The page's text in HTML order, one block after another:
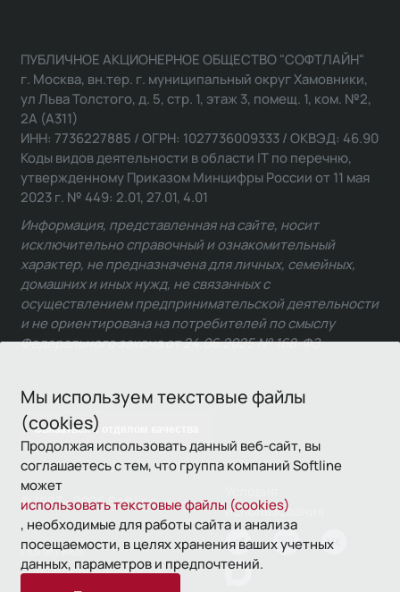
Мы используем текстовые файлы
(cookies)
Продолжая использовать данный веб-сайт, вы
соглашаетесь с тем, что группа компаний Softline
может
использовать текстовые файлы (cookies)
, необходимые для работы сайта и анализа
посещаемости, в целях хранения ваших учетных
данных, параметров и предпочтений.
Связаться с отделом качества
ПУБЛИЧНОЕ АКЦИОНЕРНОЕ ОБЩЕСТВО "СОФТЛАЙН"
г. Москва, вн.тер. г. муниципальный округ Хамовники,
ул Льва Толстого, д. 5, стр. 1, этаж 3, помещ. 1, ком. №2,
2А (А311)
ИНН: 7736227885 / ОГРН: 1027736009333 / ОКВЭД: 46.90
Коды видов деятельности в области IT по перечню,
утвержденному Приказом Минцифры России от 11 мая
2023 г. № 449: 2.01, 27.01, 4.01
Информация, представленная на сайте, носит
исключительно справочный и ознакомительный
характер, не предназначена для личных, семейных,
домашних и иных нужд, не связанных с
осуществлением предпринимательской деятельности
и не ориентирована на потребителей по смыслу
Федерального закона от 24.06.2025 № 168-ФЗ.
© 1993—2026 Softline
использования
Политика
конфиденциальности